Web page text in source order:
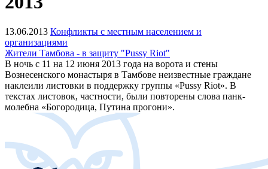
13.06.2013 Конфликты с местным населением и
организациями
Жители Тамбова - в защиту "Pussy Riot"
В ночь с 11 на 12 июня 2013 года на ворота и стены
Вознесенского монастыря в Тамбове неизвестные граждане
наклеили листовки в поддержку группы «Pussy Riot». В
текстах листовок, частности, были повторены слова панк-
молебна «Богородица, Путина прогони».